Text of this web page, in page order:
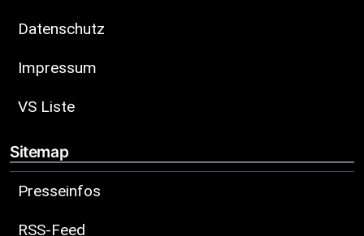
Datenschutz
Impressum
VS Liste
Sitemap
Presseinfos
RSS-Feed